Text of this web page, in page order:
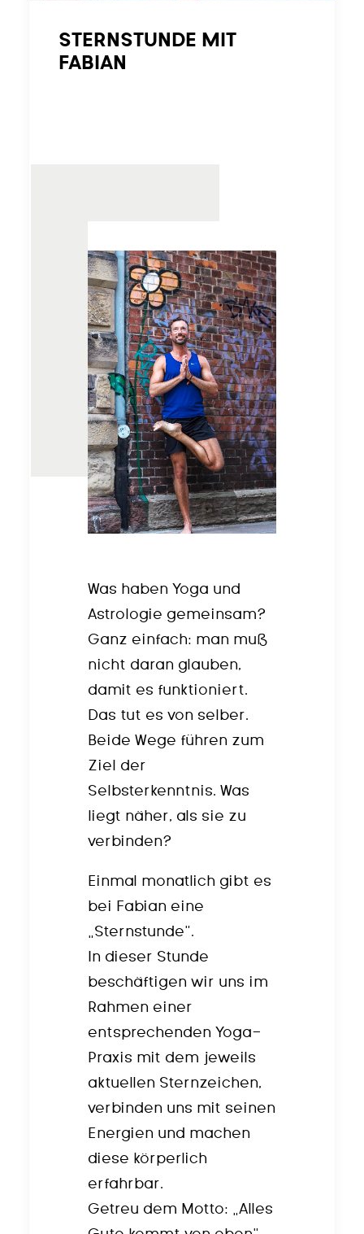
STERNSTUNDE MIT
FABIAN
Was haben Yoga und
Astrologie gemeinsam?
Ganz einfach: man muß
nicht daran glauben,
damit es funktioniert.
Das tut es von selber.
Beide Wege führen zum
Ziel der
Selbsterkenntnis. Was
liegt näher, als sie zu
verbinden?
Einmal monatlich gibt es
bei Fabian eine
„Sternstunde“.
In dieser Stunde
beschäftigen wir uns im
Rahmen einer
entsprechenden Yoga-
Praxis mit dem jeweils
aktuellen Sternzeichen,
verbinden uns mit seinen
Energien und machen
diese körperlich
erfahrbar.
Getreu dem Motto: „Alles